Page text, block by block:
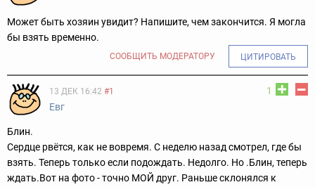
Может быть хозяин увидит? Напишите, чем закончится. Я могла
бы взять временно.
СООБЩИТЬ МОДЕРАТОРУ ЦИТИРОВАТЬ
1
13 ДЕК 16:42 #1
Евг
Блин.
Сердце рвётся, как не вовремя. С неделю назад смотрел, где бы
взять. Теперь только если подождать. Недолго. Но .Блин, теперь
ждать.Вот на фото - точно МОЙ друг. Раньше склонялся к